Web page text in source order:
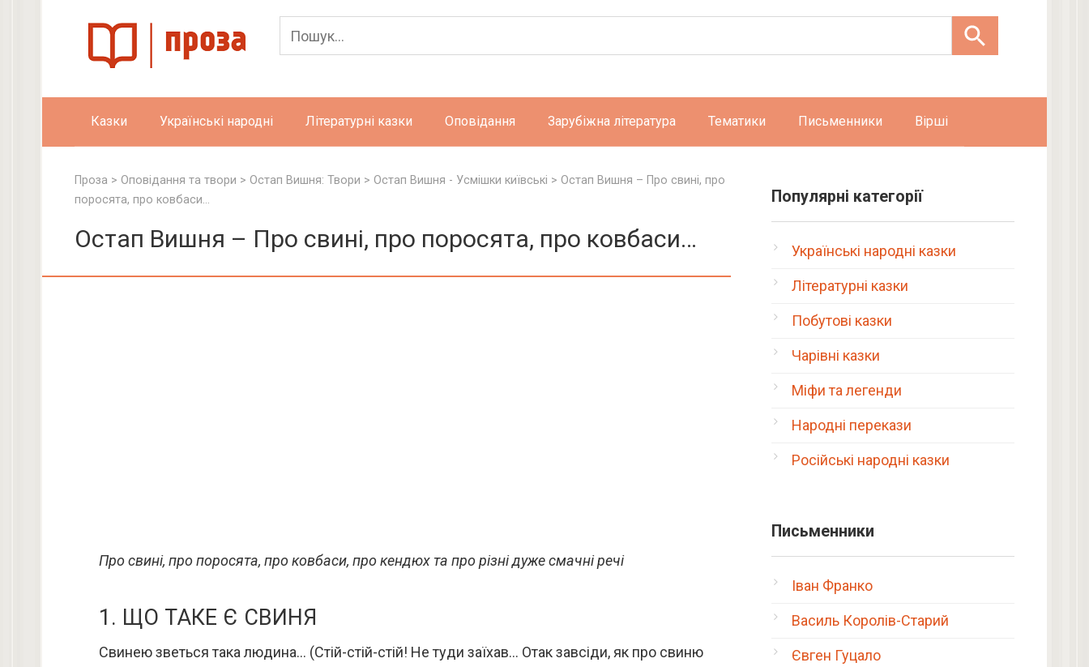
Казки Українські народні Літературні казки Оповідання Зарубіжна література Тематики Письменники Вірші
Проза > Оповідання та твори > Остап Вишня: Твори > Остап Вишня - Усмішки київські > Остап Вишня – Про свині, про
поросята, про ковбаси…
Остап Вишня – Про свині, про поросята, про ковбаси…
Про свині, про поросята, про ковбаси, про кендюх та про різні дуже смачні речі
1. ЩО ТАКЕ Є СВИНЯ
Свинею зветься така людина… (Стій-стій-стій! Не туди заїхав… Отак завсіди, як про свиню
Популярні категорії
Українські народні казки
Літературні казки
Побутові казки
Чарівні казки
Міфи та легенди
Народні перекази
Російські народні казки
Письменники
Іван Франко
Василь Королів-Старий
Євген Гуцало